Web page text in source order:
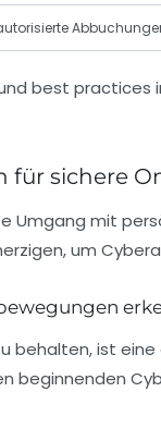
für sichere
mit
um
behalten, ist
beginnenden